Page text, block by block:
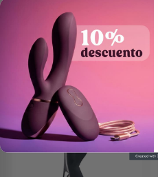
€
Ver el producto